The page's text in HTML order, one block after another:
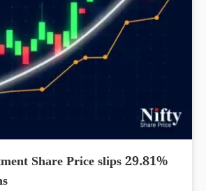
Share Price slips 29.81%